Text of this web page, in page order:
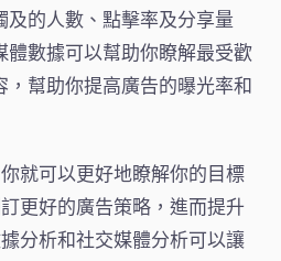
及的人數、點擊率及分享量
體數據可以幫助你瞭解最受歡
幫助你提高廣告的曝光率和
就可以更好地瞭解你的目標
更好的廣告策略，進而提升
分析和社交媒體分析可以讓